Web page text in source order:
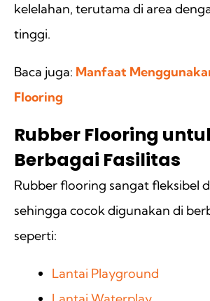
kelelahan, terutama di area
tinggi.
Baca juga: Manfaat
Flooring
Rubber Flooring
Berbagai Fasilitas
Rubber flooring sangat fleksibel
sehingga cocok digunakan di
seperti:
Lantai Playground